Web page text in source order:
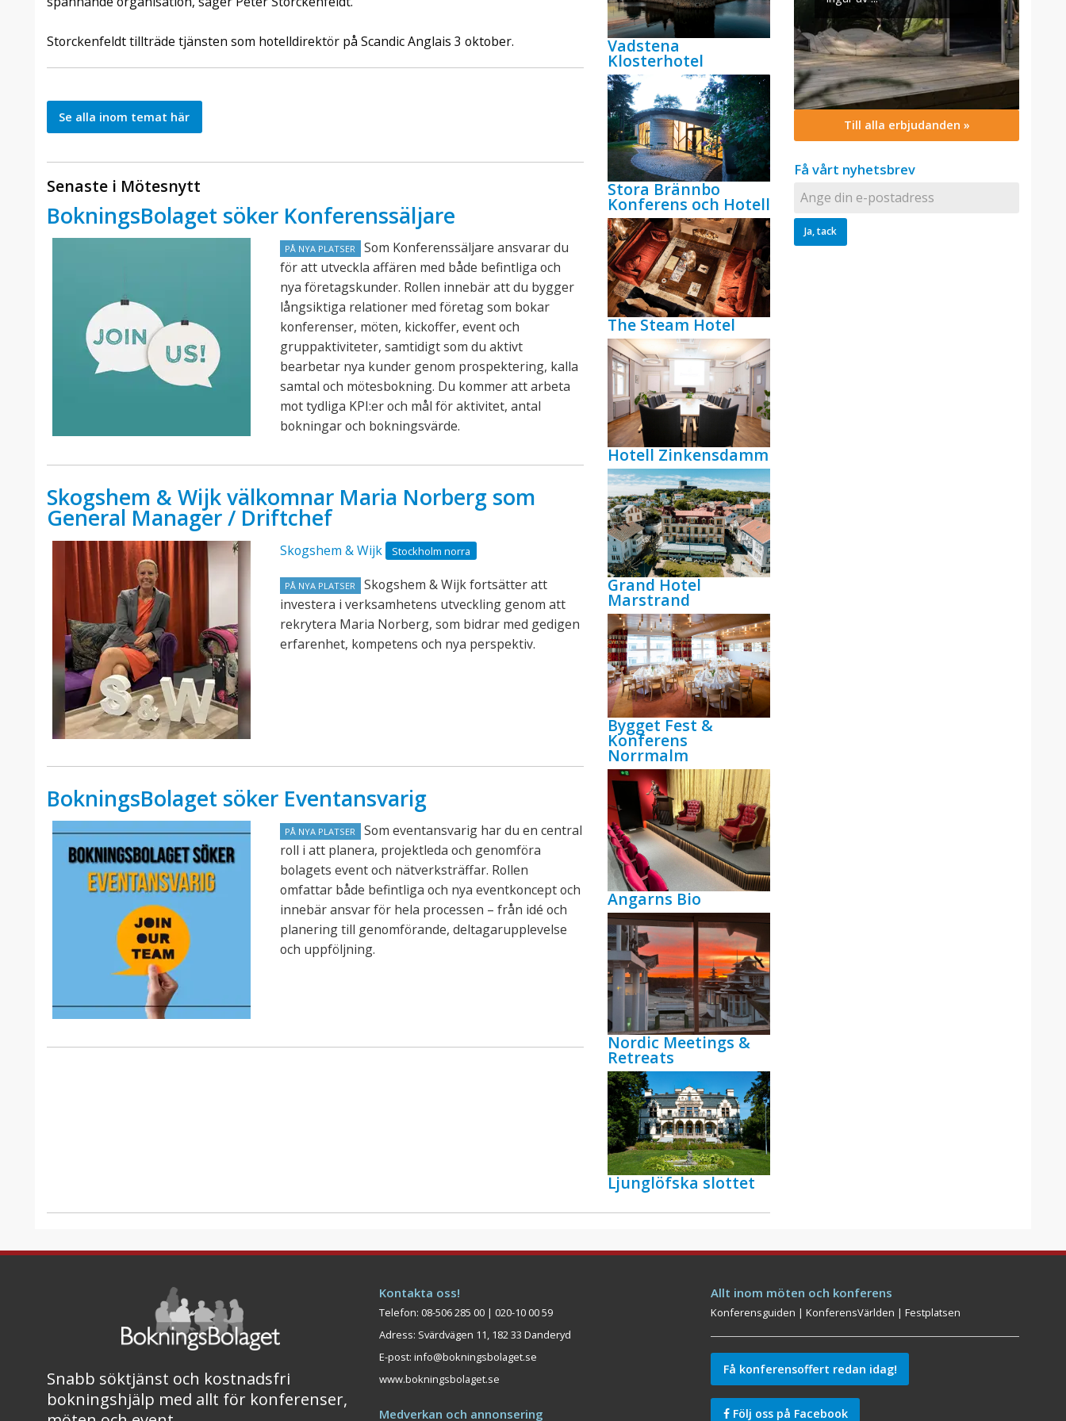
Storckenfeldt tillträde tjänsten som hotelldirektör på Scandic Anglais 3 oktober.
Se alla inom temat här
Senaste i Mötesnytt
BokningsBolaget söker Konferenssäljare
PÅ NYA PLATSER
Som Konferenssäljare ansvarar du
för att utveckla affären med både befintliga och
nya företagskunder. Rollen innebär att du bygger
långsiktiga relationer med företag som bokar
konferenser, möten, kickoffer, event och
gruppaktiviteter, samtidigt som du aktivt
bearbetar nya kunder genom prospektering, kalla
samtal och mötesbokning. Du kommer att arbeta
mot tydliga KPI:er och mål för aktivitet, antal
bokningar och bokningsvärde.
Skogshem & Wijk välkomnar Maria Norberg som
General Manager / Driftchef
Skogshem & Wijk Stockholm norra
PÅ NYA PLATSER
Skogshem & Wijk fortsätter att
investera i verksamhetens utveckling genom att
rekrytera Maria Norberg, som bidrar med gedigen
erfarenhet, kompetens och nya perspektiv.
BokningsBolaget söker Eventansvarig
PÅ NYA PLATSER
Som eventansvarig har du en central
roll i att planera, projektleda och genomföra
bolagets event och nätverksträffar. Rollen
omfattar både befintliga och nya eventkoncept och
innebär ansvar för hela processen – från idé och
planering till genomförande, deltagarupplevelse
och uppföljning.
Vadstena
Klosterhotel
Stora Brännbo
Konferens och Hotell
The Steam Hotel
Hotell Zinkensdamm
Grand Hotel
Marstrand
Bygget Fest &
Konferens
Norrmalm
Angarns Bio
Nordic Meetings &
Retreats
Ljunglöfska slottet
Till alla erbjudanden »
Få vårt nyhetsbrev
Snabb söktjänst och kostnadsfri
bokningshjälp med allt för konferenser,
Kontakta oss!
Telefon: 08-506 285 00 | 020-10 00 59
Adress: Svärdvägen 11, 182 33 Danderyd
E-post: info@bokningsbolaget.se
www.bokningsbolaget.se
Medverkan och annonsering
Allt inom möten och konferens
Konferensguiden |KonferensVärlden |Festplatsen
Få konferensoffert redan idag!
Följ oss på Facebook